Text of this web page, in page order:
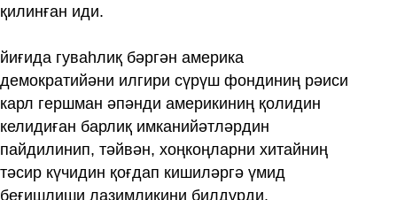
қилинған иди.
йиғида гуваһлиқ бәргән америка
демократийәни илгири сүрүш фондиниң рәиси
карл гершман әпәнди америкиниң қолидин
келидиған барлиқ имканийәтләрдин
пайдилинип, тәйвән, хоңкоңларни хитайниң
тәсир күчидин қоғдап кишиләргә үмид
беғишлиши лазимлиқини билдүрди.